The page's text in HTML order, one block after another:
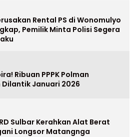
Rental PS di Wonomulyo
Pemilik Minta Polisi Segera
Ribuan PPPK Polman
Januari 2026
Sulbar Kerahkan Alat Berat
Longsor Matangnga